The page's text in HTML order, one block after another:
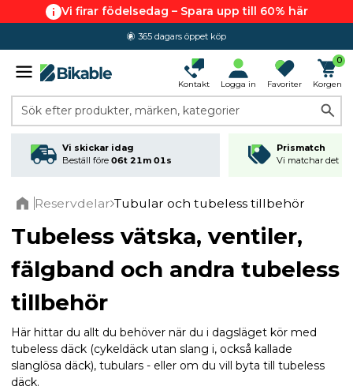
Vi firar födelsedag – Spara upp till 60% här
365 dagars öppet köp
Kontakt Logga in Favoriter
0
Korgen
Sök efter produkter, märken, kategorier
Vi skickar idag
Beställ före 06t 21m 00s
Prismatch
Vi matchar det
Reservdelar Tubular och tubeless tillbehör
Tubeless vätska, ventiler,
fälgband och andra tubeless
tillbehör
Här hittar du allt du behöver när du i dagsläget kör med
tubeless däck (cykeldäck utan slang i, också kallade
slanglösa däck), tubulars - eller om du vill byta till tubeless
däck.